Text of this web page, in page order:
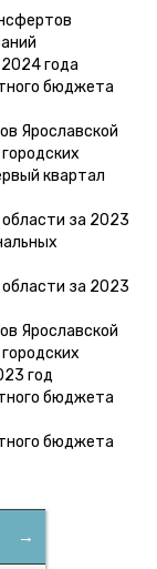
года
бюджета
Ярославской
квартал
за 2023
за 2023
Ярославской
год
бюджета
бюджета
→